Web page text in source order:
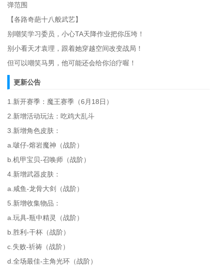
弹范围
【各路奇葩十八般武艺】
别嘲笑学习委员，小心TA天降作业把你压垮！
别小看天才袁理，跟着她穿越空间改变战局！
但可以嘲笑马男，他可能还会给你治疗喔！
更新公告
1.新开赛季：魔王赛季（6月18日）
2.新增活动玩法：吃鸡大乱斗
3.新增角色皮肤：
a.啵仔-熔岩魔神（战阶）
b.机甲宝贝-召唤师（战阶）
4.新增武器皮肤：
a.咸鱼-龙骨大剑（战阶）
5.新增收集物品：
a.玩具-瓶中精灵（战阶）
b.胜利-干杯（战阶）
c.失败-祈祷（战阶）
d.全场最佳-主角光环（战阶）